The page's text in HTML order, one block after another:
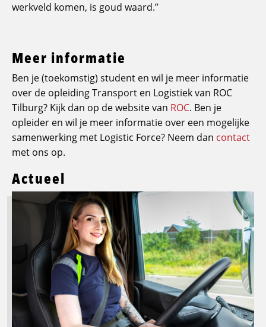
werkveld komen, is goud waard.”
Meer informatie
Ben je (toekomstig) student en wil je meer informatie
over de opleiding Transport en Logistiek van ROC
Tilburg? Kijk dan op de website van ROC. Ben je
opleider en wil je meer informatie over een mogelijke
samenwerking met Logistic Force? Neem dan contact
met ons op.
Actueel
Lees
Logistic
Force
breidt
opleidingsaanbod
uit:
groeien